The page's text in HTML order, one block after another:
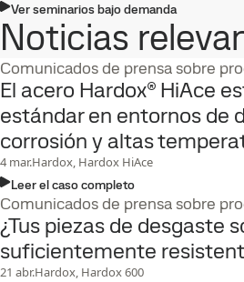
Ver seminarios bajo demanda
Noticias
Comunicados de prensa sobre
El acero Hardox® HiAce
estándar en entornos de
corrosión y altas
4 mar.Hardox, Hardox HiAce
Leer el caso completo
Comunicados de prensa sobre
¿Tus piezas de desgaste
suficientemente
21 abr.Hardox, Hardox 600